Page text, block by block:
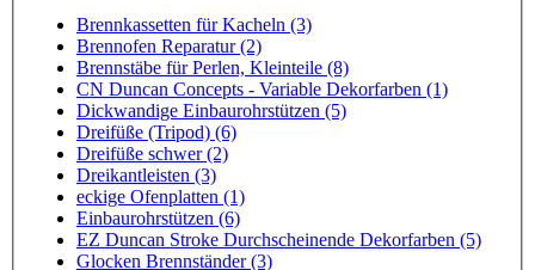
Brennkassetten für Kacheln (3)
Brennofen Reparatur (2)
Brennstäbe für Perlen, Kleinteile (8)
CN Duncan Concepts - Variable Dekorfarben (1)
Dickwandige Einbaurohrstützen (5)
Dreifüße (Tripod) (6)
Dreifüße schwer (2)
Dreikantleisten (3)
eckige Ofenplatten (1)
Einbaurohrstützen (6)
EZ Duncan Stroke Durchscheinende Dekorfarben (5)
Glocken Brennständer (3)